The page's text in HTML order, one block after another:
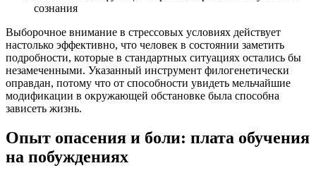
сознания
Выборочное внимание в стрессовых условиях действует
настолько эффективно, что человек в состоянии заметить
подробности, которые в стандартных ситуациях остались бы
незамеченными. Указанный инструмент филогенетически
оправдан, потому что от способности увидеть мельчайшие
модификации в окружающей обстановке была способна
зависеть жизнь.
Опыт опасения и боли: плата обучения
на побуждениях